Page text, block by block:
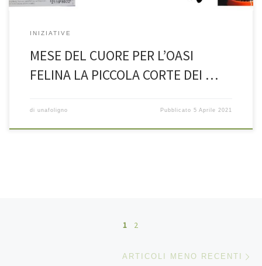
INIZIATIVE
MESE DEL CUORE PER L’OASI
FELINA LA PICCOLA CORTE DEI …
di unafoligno Pubblicato5 Aprile 2021
Navigazione articoli
1 2
ARTICOLI MENO RECENTI